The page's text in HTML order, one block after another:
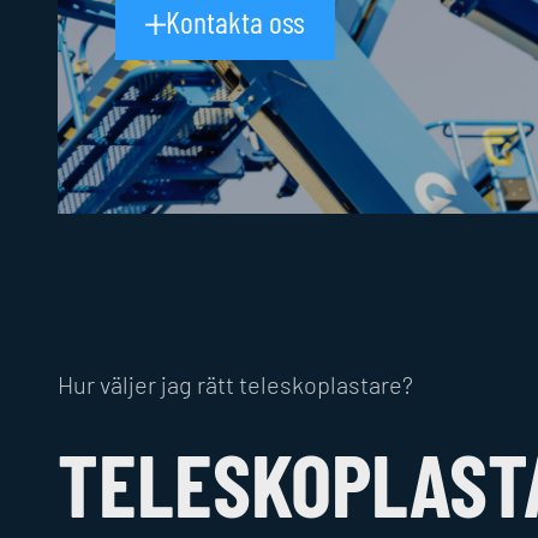
Kontakta oss
Hur väljer jag rätt teleskoplastare?